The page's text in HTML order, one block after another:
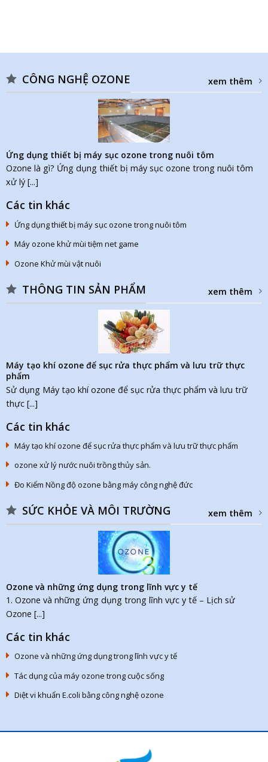
CÔNG NGHỆ OZONE xem thêm
Ứng dụng thiết bị máy sục ozone trong nuôi tôm
Ozone là gì? Ứng dụng thiết bị máy sục ozone trong nuôi tôm
xử lý [...]
Các tin khác
Ứng dụng thiết bị máy sục ozone trong nuôi tôm
Máy ozone khử mùi tiệm net game
Ozone Khử mùi vật nuôi
THÔNG TIN SẢN PHẨM xem thêm
Máy tạo khí ozone để sục rửa thực phẩm và lưu trữ thực
phẩm
Sử dụng Máy tạo khí ozone để sục rửa thực phẩm và lưu trữ
thực [...]
Các tin khác
Máy tạo khí ozone để sục rửa thực phẩm và lưu trữ thực phẩm
ozone xử lý nước nuôi trồng thủy sản.
Đo Kiểm Nồng độ ozone bằng máy công nghệ đức
SỨC KHỎE VÀ MÔI TRƯỜNG xem thêm
Ozone và những ứng dụng trong lĩnh vực y tế
1. Ozone và những ứng dụng trong lĩnh vực y tế – Lịch sử
Ozone [...]
Các tin khác
Ozone và những ứng dụng trong lĩnh vực y tế
Tác dụng của máy ozone trong cuộc sống
Diệt vi khuẩn E.coli bằng công nghệ ozone